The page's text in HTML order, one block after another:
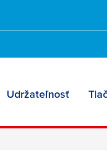
Udržateľnosť